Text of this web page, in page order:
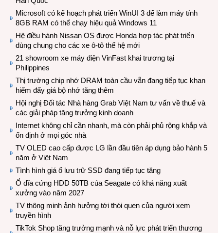
Microsoft có kế hoạch phát triển WinUI 3 để làm máy tính
8GB RAM có thể chạy hiệu quả Windows 11
Hệ điều hành Nissan OS được Honda hợp tác phát triển
dùng chung cho các xe ô-tô thế hệ mới
21 showroom xe máy điện VinFast khai trương tại
Philippines
Thị trường chip nhớ DRAM toàn cầu vẫn đang tiếp tục khan
hiếm đẩy giá bộ nhớ tăng thêm
Hội nghị Đối tác Nhà hàng Grab Việt Nam tư vấn về thuế và
các giải pháp tăng trưởng kinh doanh
Internet không chỉ cần nhanh, mà còn phải phủ rộng khắp và
ổn định ở mọi góc nhà
TV OLED cao cấp được LG lần đầu tiên áp dụng bảo hành 5
năm ở Việt Nam
Tình hình giá ổ lưu trữ SSD đang tiếp tục tăng
Ổ đĩa cứng HDD 50TB của Seagate có khả năng xuất
xưởng vào năm 2027
TV thông minh ảnh hưởng tới thói quen của người xem
truyền hình
TikTok Shop tăng trưởng mạnh và nỗ lực phát triển thương